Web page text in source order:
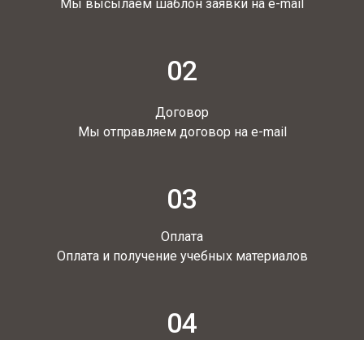
Мы высылаем шаблон заявки на e-mail
02
Договор
Мы отправляем договор на e-mail
03
Оплата
Оплата и получение учебных материалов
04